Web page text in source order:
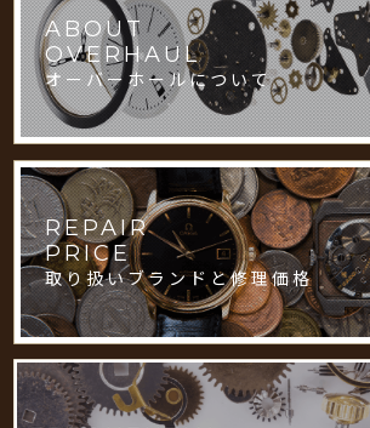
ABOUT
OVERHAUL
オーバーホールについて
REPAIR
PRICE
取り扱いブランドと修理価格